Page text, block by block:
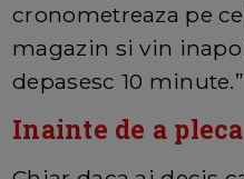
cronometreaza pe
magazin si vin
depasesc 10
Inainte de a pleca